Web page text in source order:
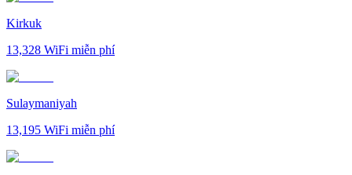
Kirkuk
13,328 WiFi miễn phí
Sulaymaniyah
13,195 WiFi miễn phí